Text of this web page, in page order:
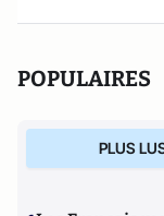
POPULAIRES
PLUS